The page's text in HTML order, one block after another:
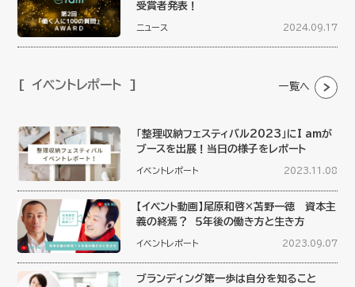
受賞者発表！
ニュース 2024.09.17
イベントレポート 一覧へ
「整理収納フェスティバル2023」にI amが
ブースを出展！当日の様子をレポート
イベントレポート 2023.11.08
【イベント動画】尾原和啓×苫野一徳 資本主
義の終焉？ ５年後の働き方と生き方
イベントレポート 2023.09.07
ブランディング第一歩は自分を知ること